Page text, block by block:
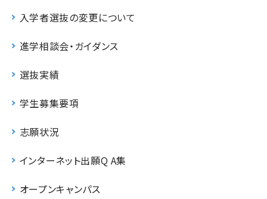
入学者選抜の変更について
進学相談会・ガイダンス
選抜実績
学生募集要項
志願状況
インターネット出願Q A集
オープンキャンパス